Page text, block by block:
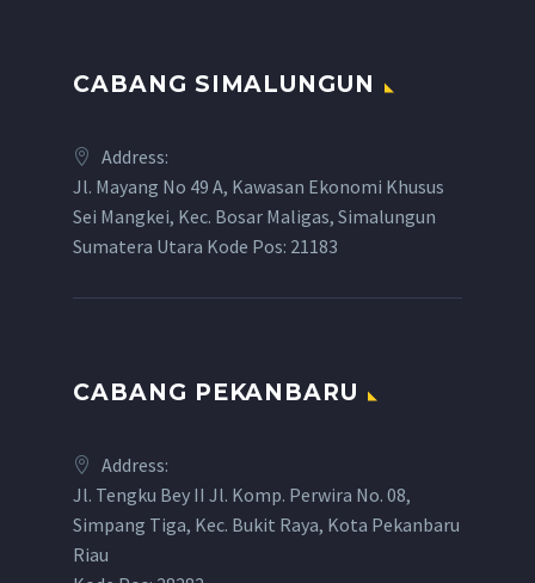
CABANG SIMALUNGUN
Address:
Jl. Mayang No 49 A, Kawasan Ekonomi Khusus
Sei Mangkei, Kec. Bosar Maligas, Simalungun
Sumatera Utara Kode Pos: 21183
CABANG PEKANBARU
Address:
Jl. Tengku Bey II Jl. Komp. Perwira No. 08,
Simpang Tiga, Kec. Bukit Raya, Kota Pekanbaru
Riau